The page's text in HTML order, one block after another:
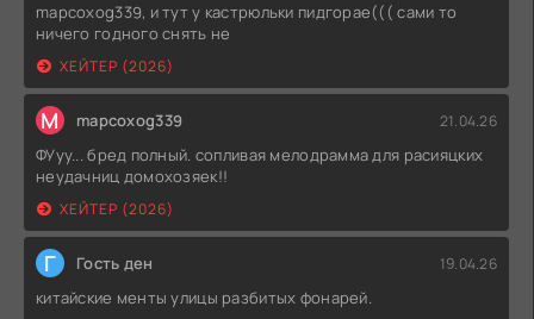
mapcoxog339, и тут у кастрюльки пидгорае((( сами то
ничего годного снять не
ХЕЙТЕР (2026)
M mapcoxog339 21.04.26
ФУуу... бред полный. сопливая мелодрамма для расияцких
неудачниц домохозяек!!
ХЕЙТЕР (2026)
Г Гость ден 19.04.26
китайские менты улицы разбитых фонарей.